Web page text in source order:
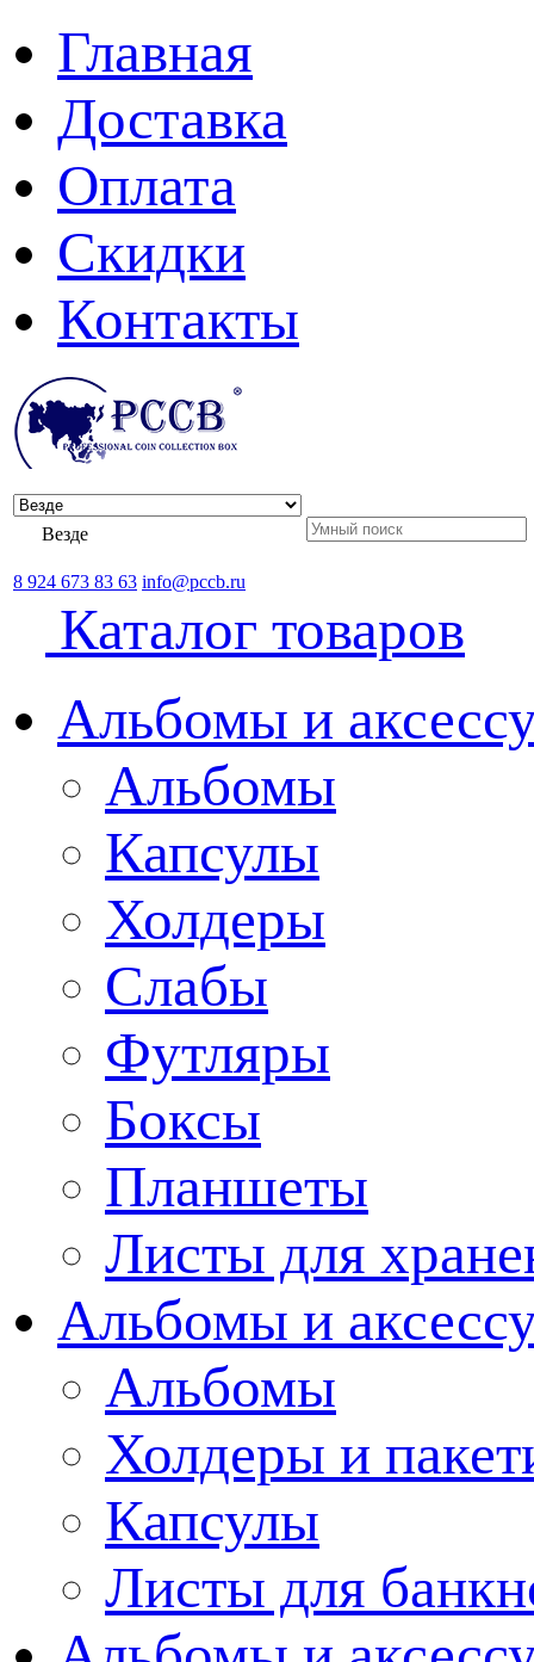
Главная
Доставка
Оплата
Скидки
Контакты
Везде
8 924 673 83 63 info@pccb.ru
Каталог товаров
Альбомы и
Альбомы
Капсулы
Холдеры
Слабы
Футляры
Боксы
Планшеты
Листы для
Альбомы и
Альбомы
Холдеры и
Капсулы
Листы для